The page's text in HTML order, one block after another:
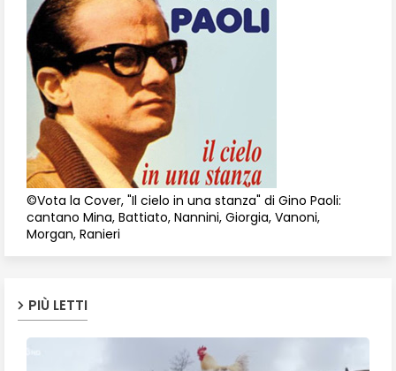
©Vota la Cover, "Il cielo in una stanza" di Gino Paoli:
cantano Mina, Battiato, Nannini, Giorgia, Vanoni,
Morgan, Ranieri
PIÙ LETTI